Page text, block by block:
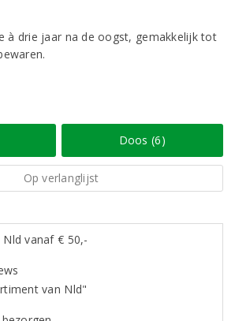
à drie jaar na de oogst, gemakkelijk tot
Doos (6)
Op verlanglijst
vanaf € 50,-
van Nld"